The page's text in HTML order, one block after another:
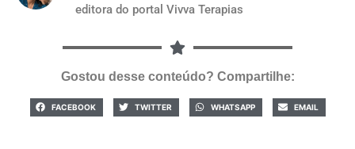
editora do portal Vivva Terapias
Gostou desse conteúdo? Compartilhe:
FACEBOOK TWITTER WHATSAPP EMAIL